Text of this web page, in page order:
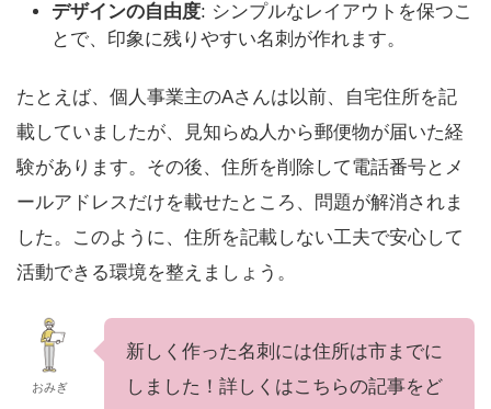
デザインの自由度: シンプルなレイアウトを保つこ
とで、印象に残りやすい名刺が作れます。
たとえば、個人事業主のAさんは以前、自宅住所を記
載していましたが、見知らぬ人から郵便物が届いた経
験があります。その後、住所を削除して電話番号とメ
ールアドレスだけを載せたところ、問題が解消されま
した。このように、住所を記載しない工夫で安心して
活動できる環境を整えましょう。
おみぎ
新しく作った名刺には住所は市までに
しました！詳しくはこちらの記事をど